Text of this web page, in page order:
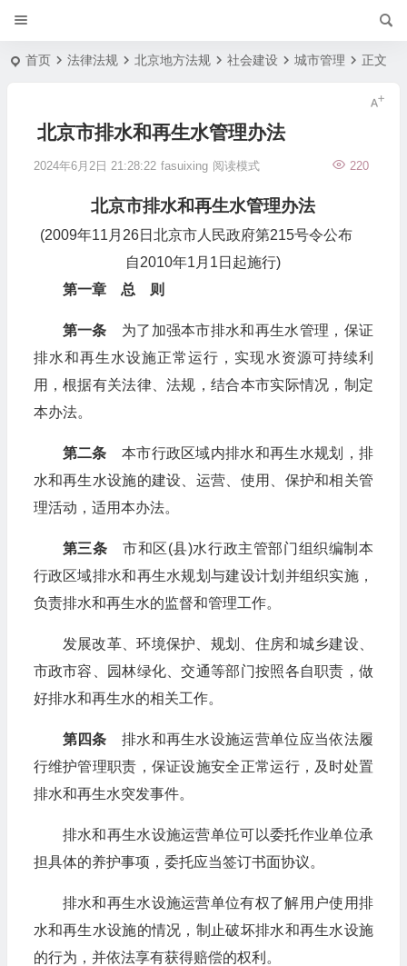
首页 法律法规 北京地方法规 社会建设 城市管理 正文
北京市排水和再生水管理办法
2024年6月2日 21:28:22 fasuixing 220
阅读模式
北京市排水和再生水管理办法
(2009年11月26日北京市人民政府第215号令公布
自2010年1月1日起施行)
第一章 总 则
第一条 为了加强本市排水和再生水管理，保证
排水和再生水设施正常运行，实现水资源可持续利
用，根据有关法律、法规，结合本市实际情况，制定
本办法。
第二条 本市行政区域内排水和再生水规划，排
水和再生水设施的建设、运营、使用、保护和相关管
理活动，适用本办法。
第三条 市和区(县)水行政主管部门组织编制本
行政区域排水和再生水规划与建设计划并组织实施，
负责排水和再生水的监督和管理工作。
发展改革、环境保护、规划、住房和城乡建设、
市政市容、园林绿化、交通等部门按照各自职责，做
好排水和再生水的相关工作。
第四条 排水和再生水设施运营单位应当依法履
行维护管理职责，保证设施安全正常运行，及时处置
排水和再生水突发事件。
排水和再生水设施运营单位可以委托作业单位承
担具体的养护事项，委托应当签订书面协议。
排水和再生水设施运营单位有权了解用户使用排
水和再生水设施的情况，制止破坏排水和再生水设施
的行为，并依法享有获得赔偿的权利。